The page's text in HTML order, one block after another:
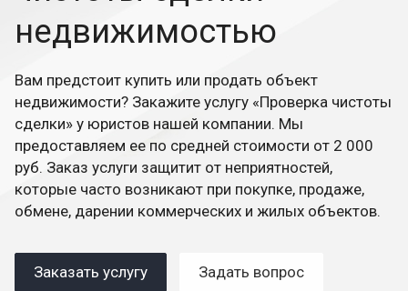
недвижимостью
Вам предстоит купить или продать объект
недвижимости? Закажите услугу «Проверка чистоты
сделки» у юристов нашей компании. Мы
предоставляем ее по средней стоимости от 2 000
руб. Заказ услуги защитит от неприятностей,
которые часто возникают при покупке, продаже,
обмене, дарении коммерческих и жилых объектов.
Заказать услугу Задать вопрос